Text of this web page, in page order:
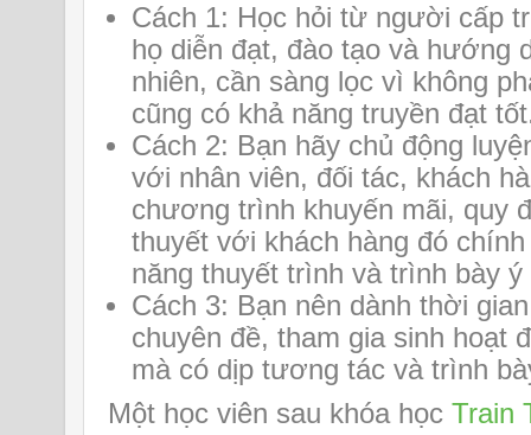
Cách 1: Học hỏi từ người cấp
họ diễn đạt, đào tạo và hướng
nhiên, cần sàng lọc vì không
cũng có khả năng truyền đạt
Cách 2: Bạn hãy chủ động
với nhân viên, đối tác, khách
chương trình khuyến mãi, quy
thuyết với khách hàng đó
năng thuyết trình và trình bày
Cách 3: Bạn nên dành thời
chuyên đề, tham gia sinh hoạt
mà có dịp tương tác và trình
Một học viên sau khóa học Train